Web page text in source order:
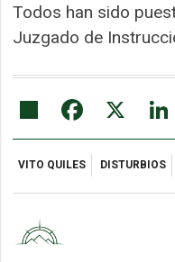
Todos han sido
Juzgado de
Share Facebook
VITO QUILES DISTURBIOS